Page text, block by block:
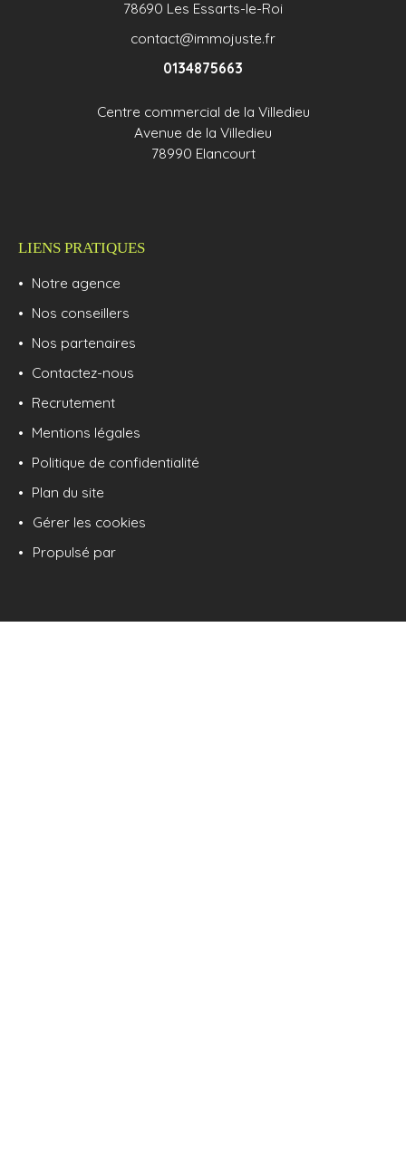
78690 Les Essarts-le-Roi
contact@immojuste.fr
0134875663
Centre commercial de la Villedieu
Avenue de la Villedieu
78990 Elancourt
LIENS PRATIQUES
Notre agence
Nos conseillers
Nos partenaires
Contactez-nous
Recrutement
Mentions légales
Politique de confidentialité
Plan du site
Gérer les cookies
Propulsé par